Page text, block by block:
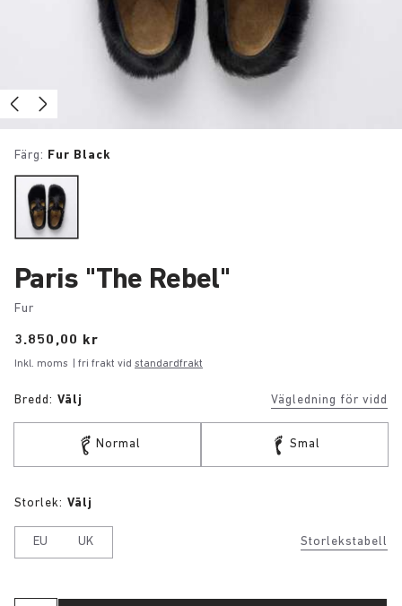
Färg: Fur Black
Paris "The Rebel"
Fur
Price:
3.850,00 kr
Inkl. moms | fri frakt vid standardfrakt
Bredd: Välj Vägledning för vidd
Normal Smal
Storlekstabell
Storlek: Välj
EU UK